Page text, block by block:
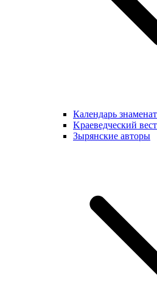
Календарь
Kраеведческий
Зырянские авторы